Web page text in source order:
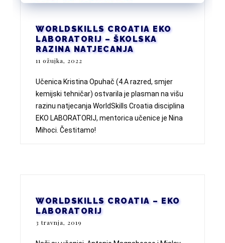
WORLDSKILLS CROATIA EKO
LABORATORIJ – ŠKOLSKA
RAZINA NATJECANJA
11 ožujka, 2022
Učenica Kristina Opuhač (4.A razred, smjer
kemijski tehničar) ostvarila je plasman na višu
razinu natjecanja WorldSkills Croatia disciplina
EKO LABORATORIJ, mentorica učenice je Nina
Mihoci. Čestitamo!
WORLDSKILLS CROATIA – EKO
LABORATORIJ
3 travnja, 2019